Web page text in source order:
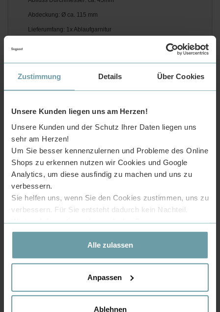
Zustimmung Details Über Cookies
Unsere Kunden liegen uns am Herzen!
Unsere Kunden und der Schutz Ihrer Daten liegen uns
sehr am Herzen!
Um Sie besser kennenzulernen und Probleme des Online
Shops zu erkennen nutzen wir Cookies und Google
Analytics, um diese ausfindig zu machen und uns zu
verbessern.
Sie helfen uns, wenn Sie den Cookies zustimmen, uns zu
verbessern. Für Sie entsteht dadurch kein Nachteil.
Datenschutzerklärung.
Alle zulassen
Anpassen
Ablehnen
Abdeckung: Ø ca. 115 mm
Lieferumfang: 1x Ablaufgarnitur